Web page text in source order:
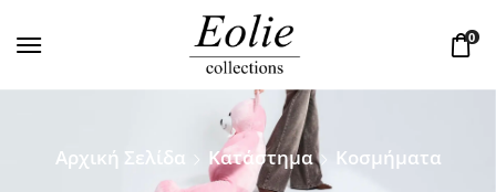
0
Αρχική Σελίδα Κατάστημα Κοσμήματα